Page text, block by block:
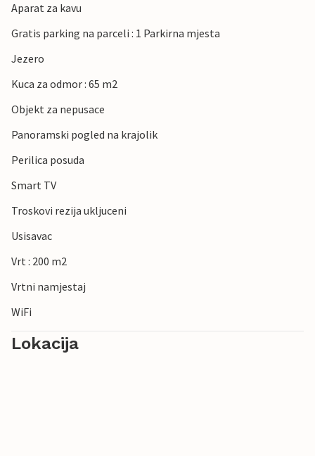
Aparat za kavu
Gratis parking na parceli : 1 Parkirna mjesta
Jezero
Kuca za odmor : 65 m2
Objekt za nepusace
Panoramski pogled na krajolik
Perilica posuda
Smart TV
Troskovi rezija ukljuceni
Usisavac
Vrt : 200 m2
Vrtni namjestaj
WiFi
Lokacija